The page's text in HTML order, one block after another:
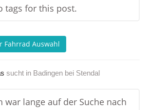
tags for this post.
Fahrrad Auswahl
sucht in Badingen bei Stendal
war lange auf der Suche nach